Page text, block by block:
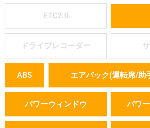
ETC2.0
ドライブレコーダー
ABS エアバック(運転席/助
パワーウィンドウ パワ